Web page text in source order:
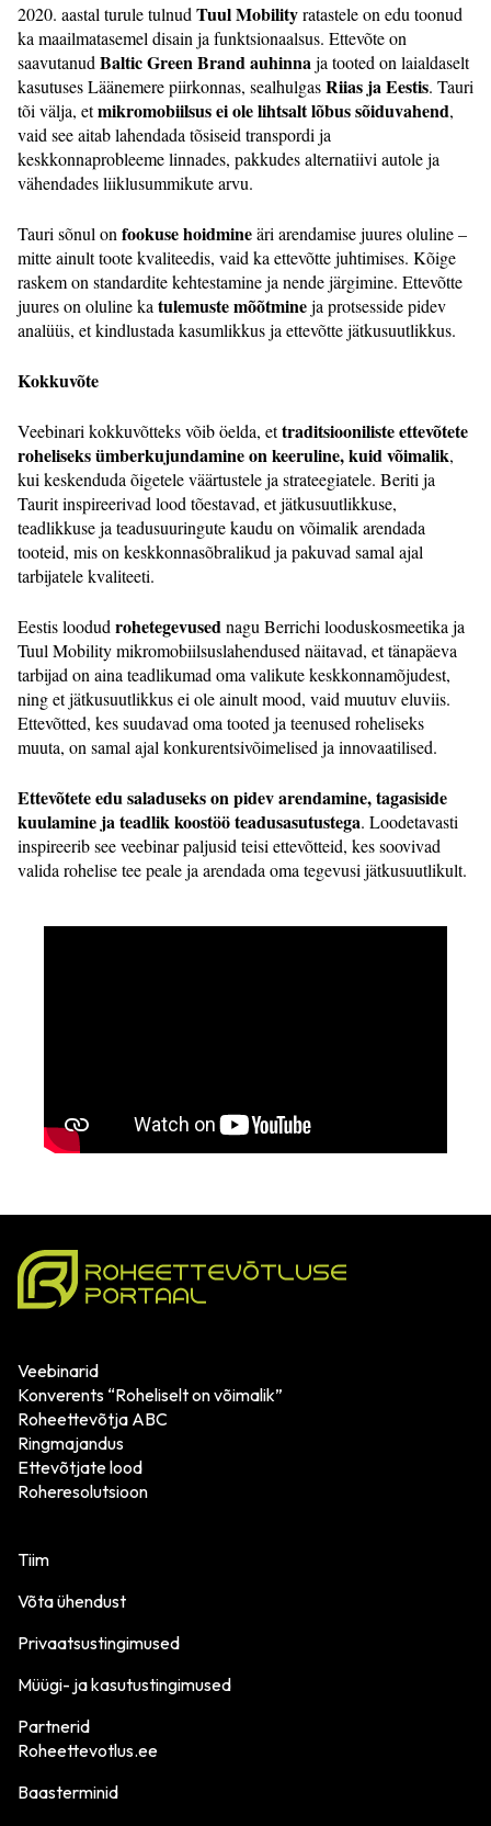
2020. aastal turule tulnud Tuul Mobilityratastele on edu toonud
ka maailmatasemel disain ja funktsionaalsus. Ettevõte on
saavutanud Baltic Green Brand auhinnaja tooted on laialdaselt
kasutuses Läänemere piirkonnas, sealhulgasRiias ja Eestis. Tauri
tõi välja, etmikromobiilsus ei ole lihtsalt lõbus sõiduvahend,
vaid see aitab lahendada tõsiseid transpordi ja
keskkonnaprobleeme linnades, pakkudes alternatiivi autole ja
vähendades liiklusummikute arvu.
Tauri sõnul on fookuse hoidmineäri arendamise juures oluline –
mitte ainult toote kvaliteedis, vaid ka ettevõtte juhtimises. Kõige
raskem on standardite kehtestamine ja nende järgimine. Ettevõtte
juures on oluline ka tulemuste mõõtmineja protsesside pidev
analüüs, et kindlustada kasumlikkus ja ettevõtte jätkusuutlikkus.
Kokkuvõte
Veebinari kokkuvõtteks võib öelda, ettraditsiooniliste ettevõtete
roheliseks ümberkujundamine on keeruline, kuid võimalik,
kui keskenduda õigetele väärtustele ja strateegiatele. Beriti ja
Taurit inspireerivad lood tõestavad, et jätkusuutlikkuse,
teadlikkuse ja teadusuuringute kaudu on võimalik arendada
tooteid, mis on keskkonnasõbralikud ja pakuvad samal ajal
tarbijatele kvaliteeti.
Eestis loodud rohetegevusednagu Berrichi looduskosmeetika ja
Tuul Mobility mikromobiilsuslahendused näitavad, et tänapäeva
tarbijad on aina teadlikumad oma valikute keskkonnamõjudest,
ning et jätkusuutlikkus ei ole ainult mood, vaid muutuv eluviis.
Ettevõtted, kes suudavad oma tooted ja teenused roheliseks
muuta, on samal ajal konkurentsivõimelised ja innovaatilised.
Ettevõtete edu saladuseks on pidev arendamine, tagasiside
kuulamine ja teadlik koostöö teadusasutustega. Loodetavasti
inspireerib see veebinar paljusid teisi ettevõtteid, kes soovivad
valida rohelise tee peale ja arendada oma tegevusi jätkusuutlikult.
Veebinarid
Konverents “Roheliselt on võimalik”
Roheettevõtja ABC
Ringmajandus
Ettevõtjate lood
Roheresolutsioon
Tiim
Võta ühendust
Privaatsustingimused
Müügi- ja kasutustingimused
Partnerid
Roheettevotlus.ee
Baasterminid